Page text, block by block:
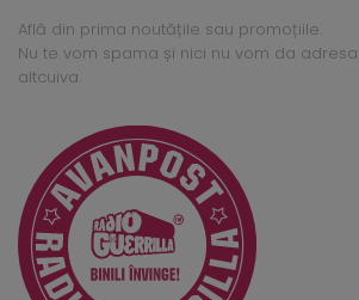
Află din prima noutățile sau promoțiile.
Nu te vom spama și nici nu vom da
altcuiva.